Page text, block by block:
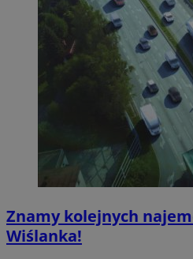
Znamy kolejnych
Wiślanka!